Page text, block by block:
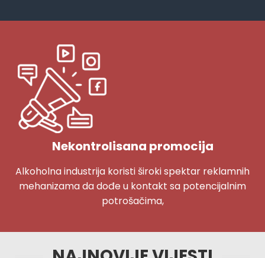
Nekontrolisana promocija
Alkoholna industrija koristi široki spektar reklamnih
mehanizama da dođe u kontakt sa potencijalnim
potrošačima,